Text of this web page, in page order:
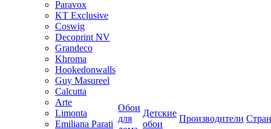
Paravox
KT Exclusive
Coswig
Decoprint NV
Grandeco
Khroma
Hookedonwalls
Guy Masureel
Calcutta
Arte
Limonta
Emiliana Parati
Обои
для
Детские
обои
Производители